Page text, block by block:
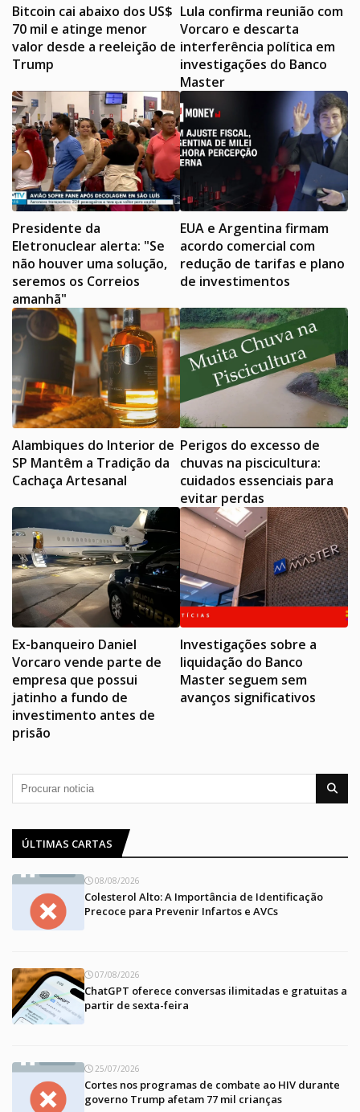
Bitcoin cai abaixo dos US$
70 mil e atinge menor
valor desde a reeleição de
Trump
Lula confirma reunião com
Vorcaro e descarta
interferência política em
investigações do Banco
Master
Presidente da
Eletronuclear alerta: "Se
não houver uma solução,
seremos os Correios
amanhã"
EUA e Argentina firmam
acordo comercial com
redução de tarifas e plano
de investimentos
Alambiques do Interior de
SP Mantêm a Tradição da
Cachaça Artesanal
Perigos do excesso de
chuvas na piscicultura:
cuidados essenciais para
evitar perdas
Ex-banqueiro Daniel
Vorcaro vende parte de
empresa que possui
jatinho a fundo de
investimento antes de
prisão
Investigações sobre a
liquidação do Banco
Master seguem sem
avanços significativos
ÚLTIMAS CARTAS
08/08/2026
Colesterol Alto: A Importância de Identificação
Precoce para Prevenir Infartos e AVCs
07/08/2026
ChatGPT oferece conversas ilimitadas e gratuitas a
partir de sexta-feira
25/07/2026
Cortes nos programas de combate ao HIV durante
governo Trump afetam 77 mil crianças